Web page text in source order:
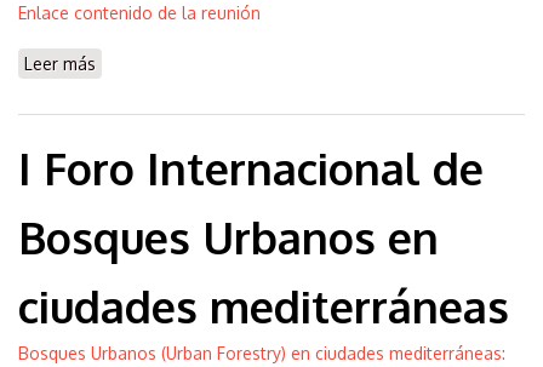
Enlace contenido de la reunión
Leer más
I Foro Internacional de
Bosques Urbanos en
ciudades mediterráneas
Bosques Urbanos (Urban Forestry) en ciudades mediterráneas: